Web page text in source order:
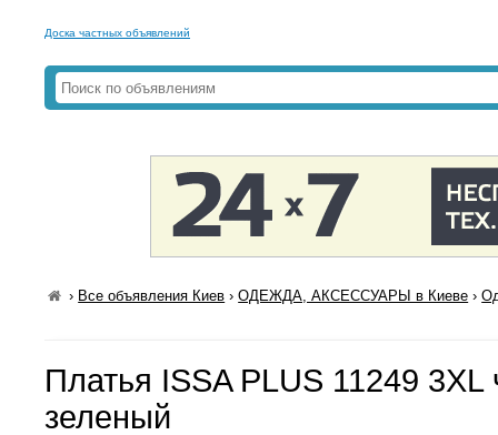
Доска частных объявлений
› Все объявления Киев ›ОДЕЖДА, АКСЕССУАРЫ в Киеве ›
Платья ISSA PLUS 11249 3XL
зеленый